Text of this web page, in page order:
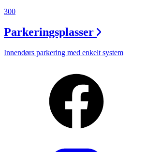
300
Parkeringsplasser
Innendørs parkering med enkelt system